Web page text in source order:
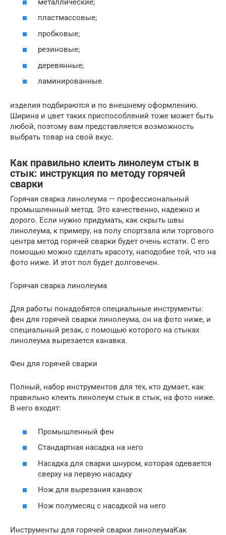
металлические;
пластмассовые;
пробковые;
резиновые;
деревянные;
ламинированные.
изделия подбираются и по внешнему оформлению.
Ширина и цвет таких приспособлений тоже может быть
любой, поэтому вам представляется возможность
выбрать товар на свой вкус.
Как правильно клеить линолеум стык в
стык: инструкция по методу горячей
сварки
Горячая сварка линолеума — профессиональный
промышленный метод. Это качественно, надежно и
дорого. Если нужно придумать, как скрыть швы
линолеума, к примеру, на полу спортзала или торгового
центра метод горячей сварки будет очень кстати. С его
помощью можно сделать красоту, наподобие той, что на
фото ниже. И этот пол будет долговечен.
Горячая сварка линолеума
Для работы понадобятся специальные инструменты:
фен для горячей сварки линолеума, он на фото ниже, и
специальный резак, с помощью которого на стыках
линолеума вырезается канавка.
Фен для горячей сварки
Полный, набор инструментов для тех, кто думает, как
правильно клеить линолеум стык в стык, на фото ниже.
В него входят:
Промышленный фен
Стандартная насадка на него
Насадка для сварки шнуром, которая одевается
сверху на первую насадку
Нож для вырезания канавок
Нож полумесяц с насадкой на него
Инструменты для горячей сварки линолеумаКак